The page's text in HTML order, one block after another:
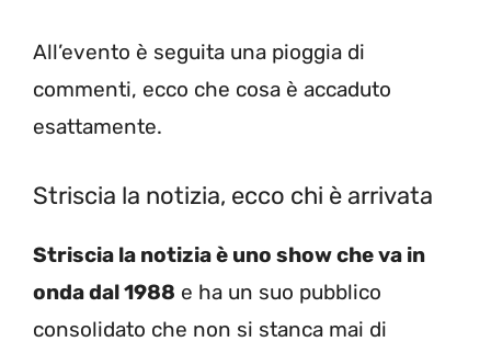
All’evento è seguita una pioggia di
commenti, ecco che cosa è accaduto
esattamente.
Striscia la notizia, ecco chi è arrivata
Striscia la notizia è uno show che va in
onda dal 1988 e ha un suo pubblico
consolidato che non si stanca mai di